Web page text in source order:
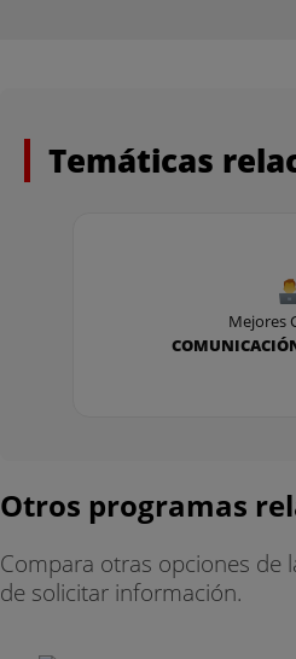
- Fundamentos de
- Estrategias de
- Organización y
- Deontología
- Estadística
Temáticas
Mejores
Otros programas
Compara otras opciones de
de solicitar información.